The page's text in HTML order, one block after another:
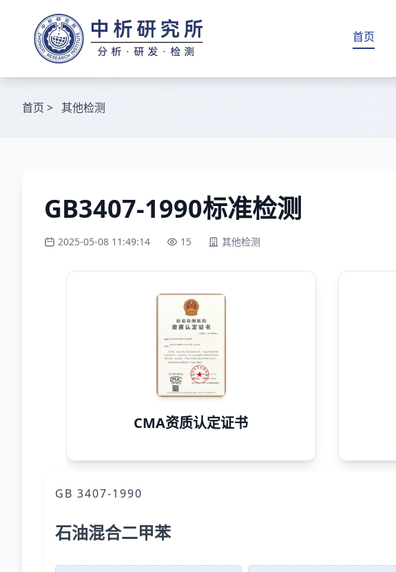
首页
首页 > 其他检测
GB3407-1990标准检测
2025-05-08 11:49:14 15 其他检测
CMA资质认定证书
GB 3407-1990
石油混合二甲苯